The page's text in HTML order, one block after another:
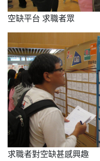
空缺平台 求職者眾
求職者對空缺甚感興趣